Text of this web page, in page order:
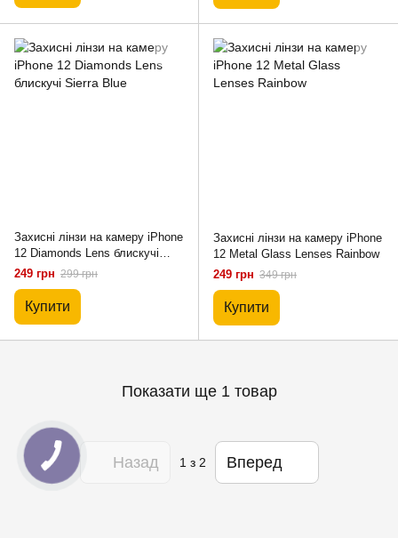
Захисні лінзи на камеру iPhone
12 Diamonds Lens блискучі
Sierra Blue
249 грн 299 грн
Купити
Захисні лінзи на камеру iPhone
12 Metal Glass Lenses Rainbow
249 грн 349 грн
Купити
Показати ще 1 товар
Назад 1з 2 Вперед